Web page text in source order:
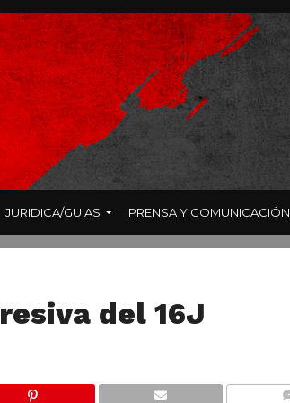
JURIDICA/GUIAS PRENSA Y COMUNICACIÓN
del 16J